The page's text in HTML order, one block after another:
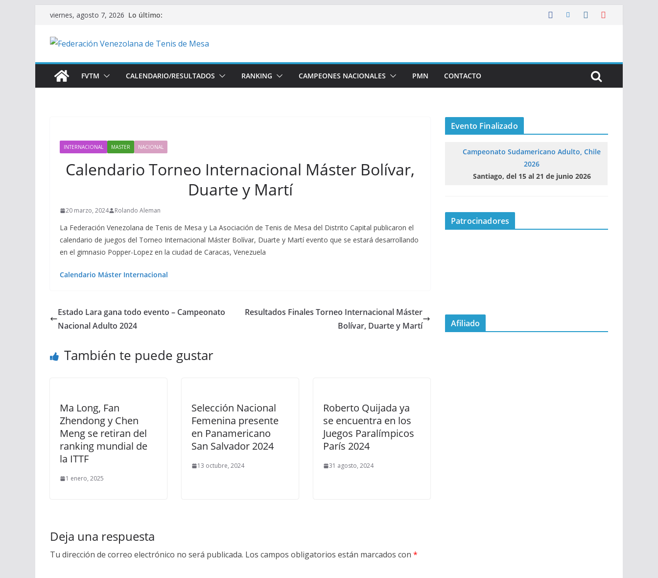
Saltar
contenido
viernes, agosto 7, 2026 Lo último:
FVTM CALENDARIO/RESULTADOS RANKING CAMPEONES NACIONALES PMN CONTACTO
INTERNACIONAL MASTER NACIONAL
Calendario Torneo Internacional Máster Bolívar,
Duarte y Martí
20 marzo, 2024 Rolando Aleman
La Federación Venezolana de Tenis de Mesa y La Asociación de Tenis de Mesa del Distrito Capital publicaron el
calendario de juegos del Torneo Internacional Máster Bolívar, Duarte y Martí evento que se estará desarrollando
en el gimnasio Popper-Lopez en la ciudad de Caracas, Venezuela
Calendario Máster Internacional
Estado Lara gana todo evento – Campeonato
Nacional Adulto 2024
Resultados Finales Torneo Internacional Máster
Bolívar, Duarte y Martí
También te puede gustar
Ma Long, Fan
Zhendong y Chen
Meng se retiran del
ranking mundial de
la ITTF
1 enero, 2025
Selección Nacional
Femenina presente
en Panamericano
San Salvador 2024
13 octubre, 2024
Roberto Quijada ya
se encuentra en los
Juegos Paralímpicos
París 2024
31 agosto, 2024
Deja una respuesta
Tu dirección de correo electrónico no será publicada. Los campos obligatorios están marcados con *
Evento Finalizado
Campeonato Sudamericano Adulto, Chile
2026
Santiago, del 15 al 21 de junio 2026
Patrocinadores
Afiliado